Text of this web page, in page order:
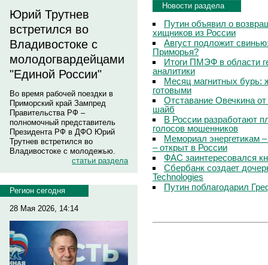
Юрий Трутнев
встретился во
Владивостоке с
молодогвардейцами
"Единой России"
Во время рабочей поездки в
Приморский край Зампред
Правительства РФ –
полномочный представитель
Президента РФ в ДФО Юрий
Трутнев встретился во
Владивостоке с молодежью.
статьи раздела
Регион сегодня
28 Мая 2026, 14:14
Новости раздела
Путин объявил о
хищников из России
Август подложит
Приморья?
Итоги ПМЭФ в области
аналитики
Месяц магнитных бурь:
готовыми
Отставание Овечкина
шайб
В России разработают
голосов мошенников
Мемориал энергетикам
– открыт в России
ФАС заинтересовался
Сбербанк создает
Technologies
Путин поблагодарил